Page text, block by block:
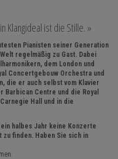
Klangideal ist die Stille. »
Pianisten seiner Generation
regelmäßig zu Gast. Dabei
dem London und
Concertgebouw Orchestra und
die er auch selbst vom Klavier
Barbican Centre und die Royal
Hall und in die
halbes Jahr keine Konzerte
finden. Haben Sie sich in